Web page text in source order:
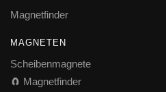
Magnetfinder
MAGNETEN
Scheibenmagnete
🧲 Magnetfinder